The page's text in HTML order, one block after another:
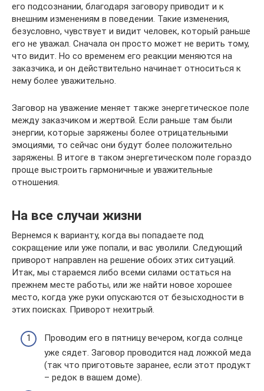
его подсознании, благодаря заговору приводит и к
внешним изменениям в поведении. Такие изменения,
безусловно, чувствует и видит человек, который раньше
его не уважал. Сначала он просто может не верить тому,
что видит. Но со временем его реакции меняются на
заказчика, и он действительно начинает относиться к
нему более уважительно.
Заговор на уважение меняет также энергетическое поле
между заказчиком и жертвой. Если раньше там были
энергии, которые заряжены более отрицательными
эмоциями, то сейчас они будут более положительно
заряжены. В итоге в таком энергетическом поле гораздо
проще выстроить гармоничные и уважительные
отношения.
На все случаи жизни
Вернемся к варианту, когда вы попадаете под
сокращение или уже попали, и вас уволили. Следующий
приворот направлен на решение обоих этих ситуаций.
Итак, мы стараемся либо всеми силами остаться на
прежнем месте работы, или же найти новое хорошее
место, когда уже руки опускаются от безысходности в
этих поисках. Приворот нехитрый.
Проводим его в пятницу вечером, когда солнце
уже сядет. Заговор проводится над ложкой меда
(так что приготовьте заранее, если этот продукт
– редок в вашем доме).